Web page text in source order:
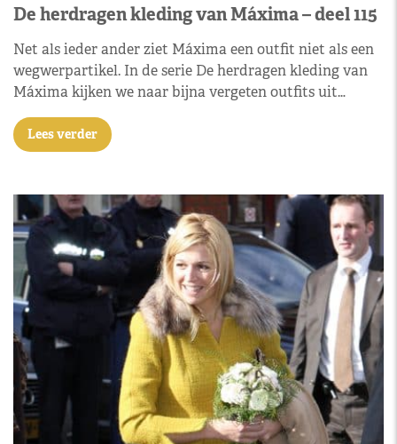
De herdragen kleding van Máxima – deel 115
Net als ieder ander ziet Máxima een outfit niet als een
wegwerpartikel. In de serie De herdragen kleding van
Máxima kijken we naar bijna vergeten outfits uit…
Lees verder